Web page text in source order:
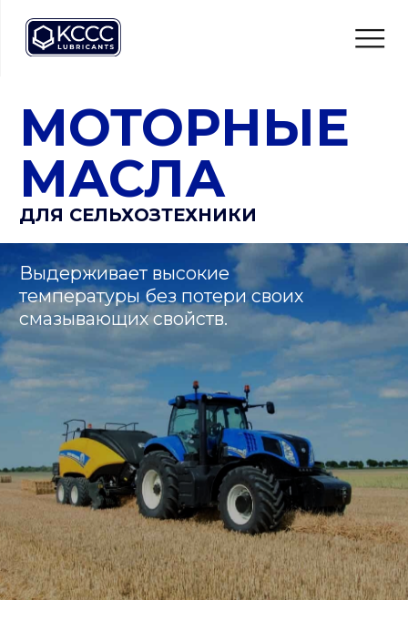
МОТОРНЫЕ МАСЛА ТРАНСМИССИОННЫЕ МАСЛА
Выдерживает высокие
температуры без потери своих
смазывающих свойств.
МАСЛА
KCCC AGRO UTTO
10W-30
20 л.
205 л.
KCCC ВМГЗ-60
20 л.
205 л.